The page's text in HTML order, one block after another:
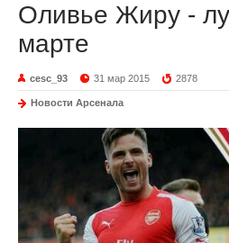
Оливье Жиру -
марте
cesc_93 31 мар 2015 2878
Новости Арсенала